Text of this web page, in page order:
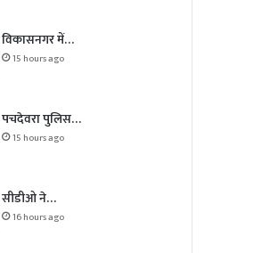
विकासनगर में…
15 hours ago
पचदेवरा पुलिस…
15 hours ago
सीडीओ ने…
16 hours ago